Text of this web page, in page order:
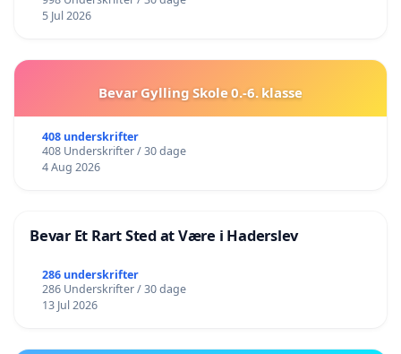
5 Jul 2026
Bevar Gylling Skole 0.-6. klasse
408 underskrifter
408 Underskrifter / 30 dage
4 Aug 2026
Bevar Et Rart Sted at Være i Haderslev
286 underskrifter
286 Underskrifter / 30 dage
13 Jul 2026